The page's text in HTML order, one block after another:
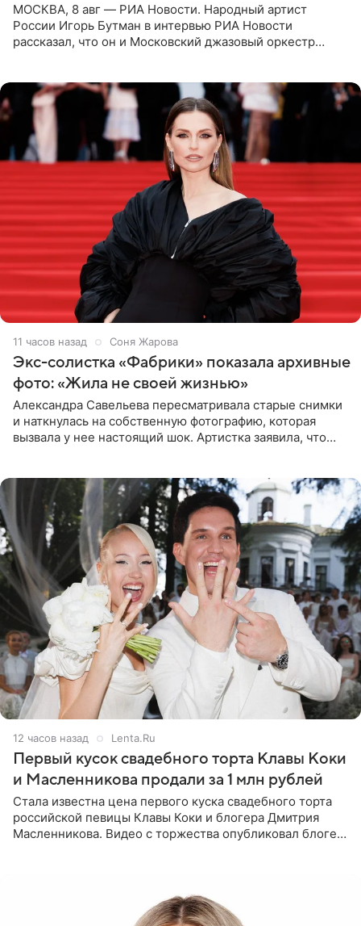
МОСКВА, 8 авг — РИА Новости. Народный артист
России Игорь Бутман в интервью РИА Новости
рассказал, что он и Московский джазовый оркестр
11 часов назад Соня Жарова
Экс-солистка «Фабрики» показала архивные
фото: «Жила не своей жизнью»
Александра Савельева пересматривала старые снимки
и наткнулась на собственную фотографию, которая
вызвала у нее настоящий шок. Артистка заявила, что
12 часов назад Lenta.Ru
Первый кусок свадебного торта Клавы Коки
и Масленникова продали за 1 млн рублей
Стала известна цена первого куска свадебного торта
российской певицы Клавы Коки и блогера Дмитрия
Масленникова. Видео с торжества опубликовал блогер